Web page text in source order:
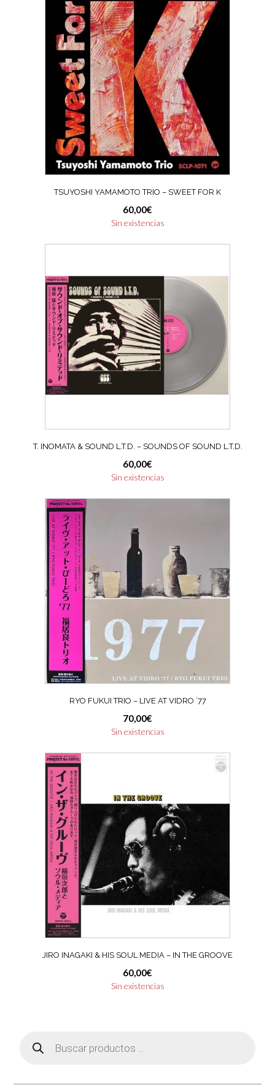
TSUYOSHI YAMAMOTO TRIO – SWEET FOR K
60,00€
Sin existencias
T. INOMATA & SOUND L.T.D. – SOUNDS OF SOUND L.T.D.
60,00€
Sin existencias
RYO FUKUI TRIO – LIVE AT VIDRO ’77
70,00€
Sin existencias
JIRO INAGAKI & HIS SOUL MEDIA – IN THE GROOVE
60,00€
Sin existencias
productos